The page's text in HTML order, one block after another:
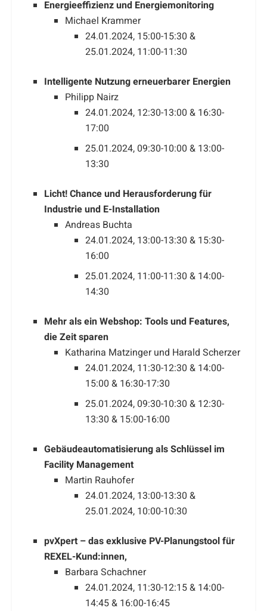
Energieeffizienz und Energiemonitoring
Michael Krammer
24.01.2024, 15:00-15:30 &
25.01.2024, 11:00-11:30
Intelligente Nutzung erneuerbarer Energien
Philipp Nairz
24.01.2024, 12:30-13:00 & 16:30-
17:00
25.01.2024, 09:30-10:00 & 13:00-
13:30
Licht! Chance und Herausforderung für
Industrie und E-Installation
Andreas Buchta
24.01.2024, 13:00-13:30 & 15:30-
16:00
25.01.2024, 11:00-11:30 & 14:00-
14:30
Mehr als ein Webshop: Tools und Features,
die Zeit sparen
Katharina Matzinger und Harald Scherzer
24.01.2024, 11:30-12:30 & 14:00-
15:00 & 16:30-17:30
25.01.2024, 09:30-10:30 & 12:30-
13:30 & 15:00-16:00
Gebäudeautomatisierung als Schlüssel im
Facility Management
Martin Rauhofer
24.01.2024, 13:00-13:30 &
25.01.2024, 10:00-10:30
pvXpert – das exklusive PV-Planungstool für
REXEL-Kund:innen,
Barbara Schachner
24.01.2024, 11:30-12:15 & 14:00-
14:45 & 16:00-16:45